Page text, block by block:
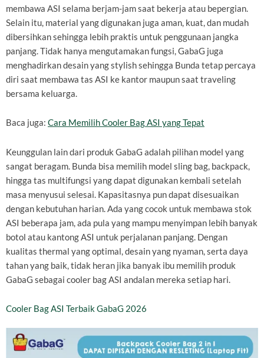
membawa ASI selama berjam-jam saat bekerja atau bepergian.
Selain itu, material yang digunakan juga aman, kuat, dan mudah
dibersihkan sehingga lebih praktis untuk penggunaan jangka
panjang. Tidak hanya mengutamakan fungsi, GabaG juga
menghadirkan desain yang stylish sehingga Bunda tetap percaya
diri saat membawa tas ASI ke kantor maupun saat traveling
bersama keluarga.
Baca juga: Cara Memilih Cooler Bag ASI yang Tepat
Keunggulan lain dari produk GabaG adalah pilihan model yang
sangat beragam. Bunda bisa memilih model sling bag, backpack,
hingga tas multifungsi yang dapat digunakan kembali setelah
masa menyusui selesai. Kapasitasnya pun dapat disesuaikan
dengan kebutuhan harian. Ada yang cocok untuk membawa stok
ASI beberapa jam, ada pula yang mampu menyimpan lebih banyak
botol atau kantong ASI untuk perjalanan panjang. Dengan
kualitas thermal yang optimal, desain yang nyaman, serta daya
tahan yang baik, tidak heran jika banyak ibu memilih produk
GabaG sebagai cooler bag ASI andalan mereka setiap hari.
Cooler Bag ASI Terbaik GabaG 2026